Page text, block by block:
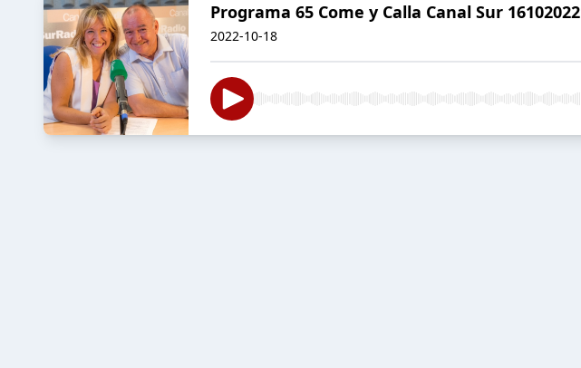
Programa 65 Come y Calla Canal Sur 16102022
2022-10-18